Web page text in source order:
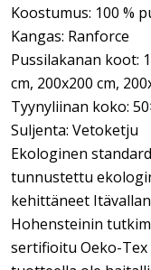
Koostumus: 100 %
Kangas: Ranforce
Pussilakanan koot:
cm, 200x200 cm,
Tyynyliinan koko:
Suljenta: Vetoketju
Ekologinen
tunnustettu
kehittäneet
Hohensteinin
sertifioitu Oeko-Tex